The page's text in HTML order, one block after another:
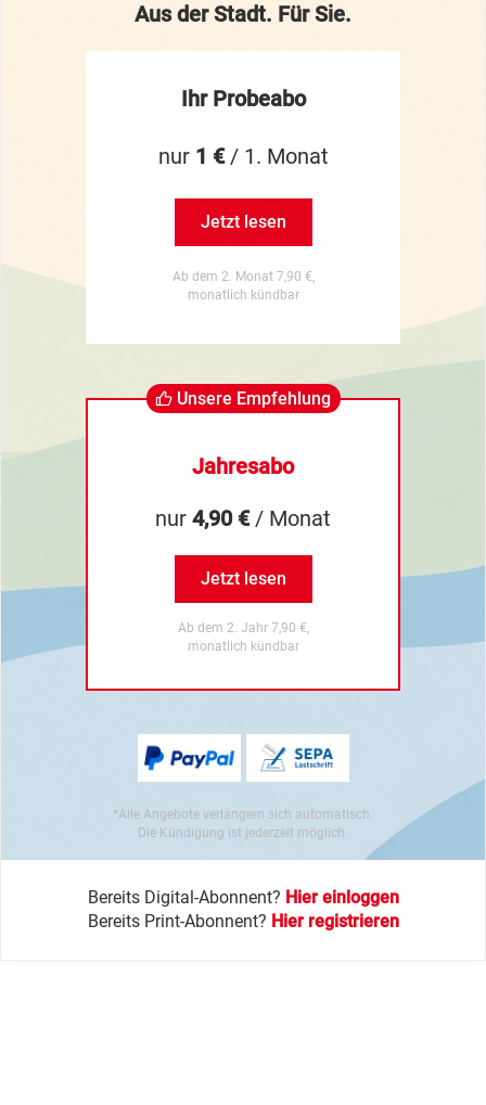
Aus der Stadt. Für Sie.
Ihr Probeabo
nur 1 €/ 1. Monat
Jetzt lesen
Ab dem 2. Monat 7,90 €,
monatlich kündbar
Unsere Empfehlung
Jahresabo
nur 4,90 €/ Monat
Jetzt lesen
Ab dem 2. Jahr 7,90 €,
monatlich kündbar
*Alle Angebote verlängern sich automatisch.
Die Kündigung ist jederzeit möglich.
Bereits Digital-Abonnent? Hier einloggen
Bereits Print-Abonnent? Hier registrieren